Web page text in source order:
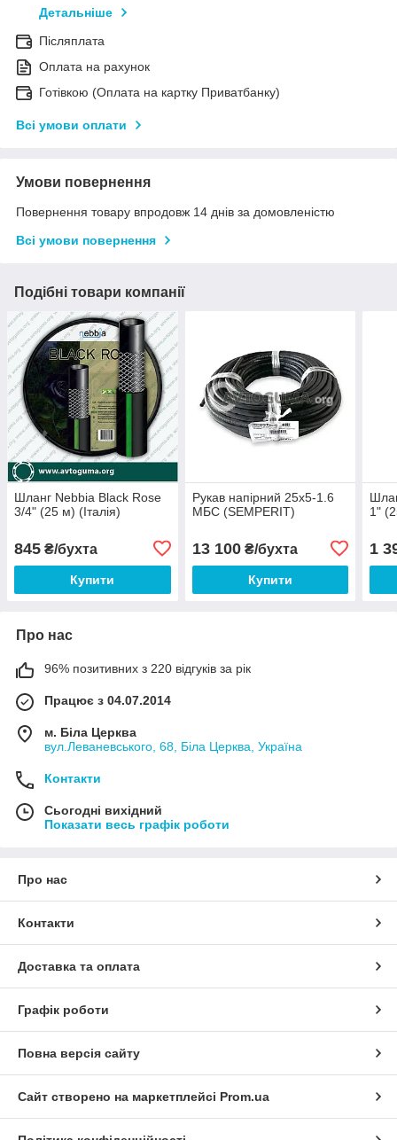
Детальніше
Післяплата
Оплата на рахунок
Готівкою (Оплата на картку Приватбанку)
Всі умови оплати
Умови повернення
Повернення товару впродовж 14 днів за домовленістю
Всі умови повернення
Подібні товари компанії
Шланг Nebbia Black Rose
3/4" (25 м) (Італія)
845 ₴/бухта
Купити
Рукав напірний 25х5-1.6
МБС (SEMPERIT)
13 100₴/бухта
Купити
1"
1
Про нас
96% позитивних з 220 відгуків за рік
Працює з 04.07.2014
м. Біла Церква
вул.Леваневського, 68, Біла Церква, Україна
Контакти
Сьогодні вихідний
Показати весь графік роботи
Про нас
Контакти
Доставка та оплата
Графік роботи
Повна версія сайту
Сайт створено на маркетплейсі Prom.ua